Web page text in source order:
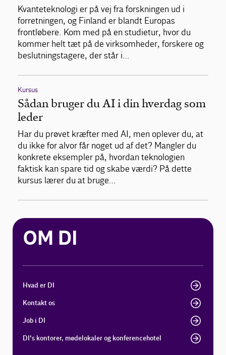
Kvanteteknologi er på vej fra forskningen ud i
forretningen, og Finland er blandt Europas
frontløbere. Kom med på en studietur, hvor du
kommer helt tæt på de virksomheder, forskere og
beslutningstagere, der står i…
Kursus
Sådan bruger du AI i din hverdag som
leder
Har du prøvet kræfter med AI, men oplever du, at
du ikke for alvor får noget ud af det? Mangler du
konkrete eksempler på, hvordan teknologien
faktisk kan spare tid og skabe værdi? På dette
kursus lærer du at bruge…
OM DI
Hvad er DI
Kontakt os
Job i DI
DI's kontorer, mødelokaler og konferencehotel